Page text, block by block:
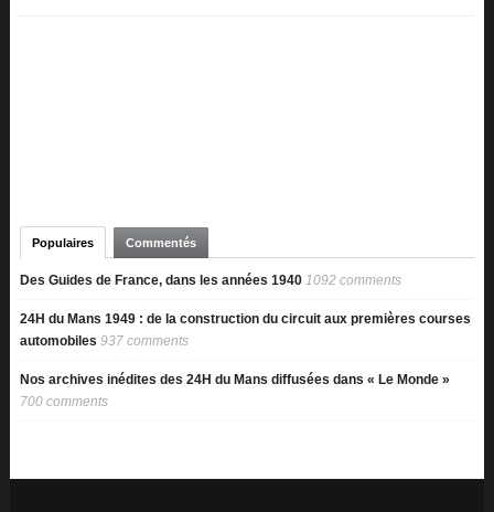
Populaires Commentés
Des Guides de France, dans les années 1940 1092 comments
24H du Mans 1949 : de la construction du circuit aux premières courses
automobiles 937 comments
Nos archives inédites des 24H du Mans diffusées dans « Le Monde »
700 comments